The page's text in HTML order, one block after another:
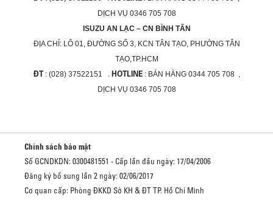
DỊCH VỤ 0346 705 708
ISUZU AN LẠC – CN BÌNH TÂN
ĐỊA CHỈ: LÔ 01, ĐƯỜNG SỐ 3, KCN TÂN TẠO, PHƯỜNG TÂN
TẠO,TP.HCM
ĐT: (028) 37522151 . HOTLINE: BÁN HÀNG 0344 705 708 ,
DỊCH VỤ 0346 705 708
Chính sách bảo mật
Số GCNDKDN: 0300481551 - Cấp lần đầu ngày: 17/04/2006
Đăng ký bổ sung lần 2 ngày: 02/06/2017
Cơ quan cấp: Phòng ĐKKD Sở KH & ĐT TP. Hồ Chí Minh